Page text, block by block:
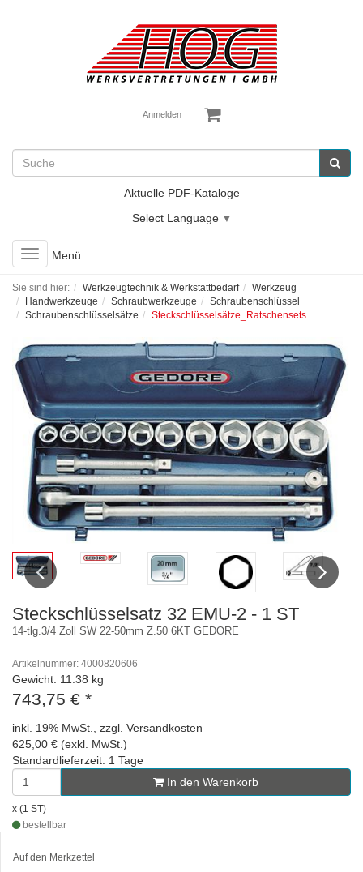
Anmelden
Aktuelle PDF-Kataloge
Select Language ▼
Toggle
navigation
Menü
Sie sind hier: Werkzeugtechnik & Werkstattbedarf
Werkzeug
Handwerkzeuge
Schraubwerkzeuge
Schraubenschlüssel
Schraubenschlüsselsätze
Steckschlüsselsätze_Ratschensets
Steckschlüsselsatz 32 EMU-2 - 1 ST
14-tlg.3/4 Zoll SW 22-50mm Z.50 6KT GEDORE
Artikelnummer: 4000820606
Gewicht: 11.38 kg
743,75 € *
inkl. 19% MwSt., zzgl. Versandkosten
625,00 € (exkl. MwSt.)
Standardlieferzeit: 1 Tage
In den Warenkorb
x (1 ST)
bestellbar
Auf den Merkzettel